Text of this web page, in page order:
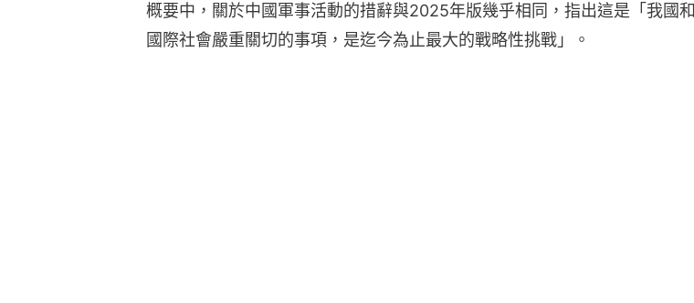
概要中，關於中國軍事活動的措辭與2025年版幾乎相同，指出這是「我國和
國際社會嚴重關切的事項，是迄今為止最大的戰略性挑戰」。